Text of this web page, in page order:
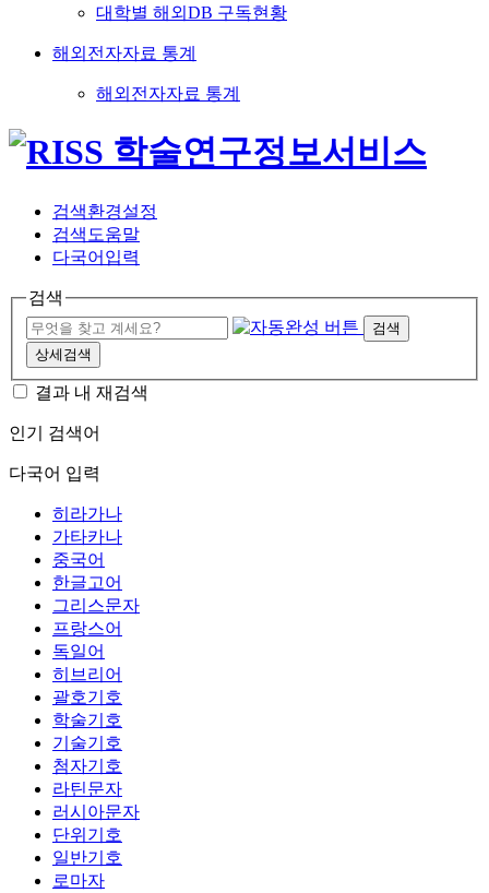
대학별 해외DB 구독현황
해외전자자료 통계
해외전자자료 통계
검색환경설정
검색도움말
다국어입력
검색
검색
상세검색
결과 내 재검색
인기 검색어
다국어 입력
히라가나
가타카나
중국어
한글고어
그리스문자
프랑스어
독일어
히브리어
괄호기호
학술기호
기술기호
첨자기호
라틴문자
러시아문자
단위기호
일반기호
로마자